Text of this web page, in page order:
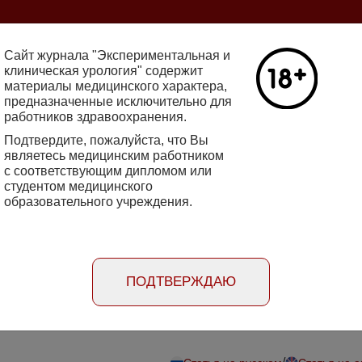
2712-8571 10.29188/2222-8543
Read more
Number
клинической
i klinicheskaya urologiya
Peer
Information for
при васкулогенной
Сайт журнала "Экспериментальная и
клиническая урология" содержит
материалы медицинского характера,
предназначенные исключительно для
работников здравоохранения.
Подтвердите, пожалуйста, что Вы
являетесь медицинским работником
с соответствующим дипломом или
студентом медицинского
образовательного учреждения.
ПОДТВЕРЖДАЮ